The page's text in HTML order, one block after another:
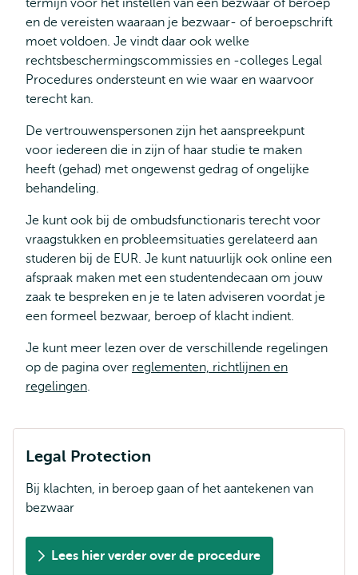
termijn voor het instellen van een bezwaar of beroep
en de vereisten waaraan je bezwaar- of beroepschrift
moet voldoen. Je vindt daar ook welke
rechtsbeschermingscommissies en -colleges Legal
Procedures ondersteunt en wie waar en waarvoor
terecht kan.
De vertrouwenspersonen zijn het aanspreekpunt
voor iedereen die in zijn of haar studie te maken
heeft (gehad) met ongewenst gedrag of ongelijke
behandeling.
Je kunt ook bij de ombudsfunctionaris terecht voor
vraagstukken en probleemsituaties gerelateerd aan
studeren bij de EUR. Je kunt natuurlijk ook online een
afspraak maken met een studentendecaan om jouw
zaak te bespreken en je te laten adviseren voordat je
een formeel bezwaar, beroep of klacht indient.
Je kunt meer lezen over de verschillende regelingen
op de pagina over reglementen, richtlijnen en
regelingen.
Legal Protection
Bij klachten, in beroep gaan of het aantekenen van
bezwaar
Lees hier verder over de procedure